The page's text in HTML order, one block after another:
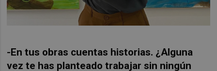
-En tus obras cuentas historias. ¿Alguna
vez te has planteado trabajar sin ningún